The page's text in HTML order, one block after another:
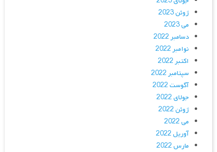
ژوئن 2023
می 2023
دسامبر 2022
نوامبر 2022
اکتبر 2022
سپتامبر 2022
آگوست 2022
جولای 2022
ژوئن 2022
می 2022
آوریل 2022
مارس 2022